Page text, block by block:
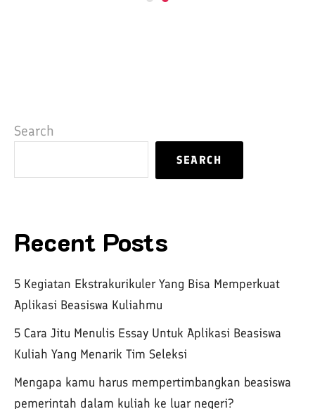
Search
SEARCH
Recent Posts
5 Kegiatan Ekstrakurikuler Yang Bisa Memperkuat
Aplikasi Beasiswa Kuliahmu
5 Cara Jitu Menulis Essay Untuk Aplikasi Beasiswa
Kuliah Yang Menarik Tim Seleksi
Mengapa kamu harus mempertimbangkan beasiswa
pemerintah dalam kuliah ke luar negeri?